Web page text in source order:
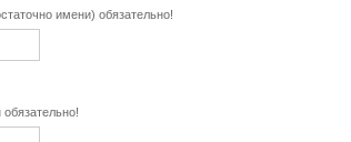
имени) обязательно!